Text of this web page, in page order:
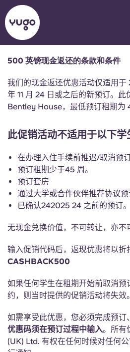
关于我们
地点
更多
账户
English
English (US)
Chinese
Español
Català
选择一个国家
选择一个城市
登录
English (GB)
English (US)
Chinese
Català
500 英镑现金返还的条款和条件
我们的现金返还优惠活动仅适用
年 11 月 24 日或之后的新预订。
Bentley House，最低预订租期为
此促销活动不适用于以下学
在办理入住手续前推迟/取消预订
预订租期少于45 周。
预订套房
通过大学或合作伙伴推荐协议预
已确认242025 24 之前的预订。
无现金兑换价值，不可转让，亦不
输入促销代码后，返现优惠将以折
CASHBACK500
如果任何学生在租期开始前取消预
约，则当时提供的促销活动将失效。
如需享受此优惠，您必须完成预订
优惠码须在预订过程中输入。所有
(UK) Ltd. 有权在任何时候对任何